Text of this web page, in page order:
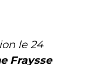
le24
Fraysse